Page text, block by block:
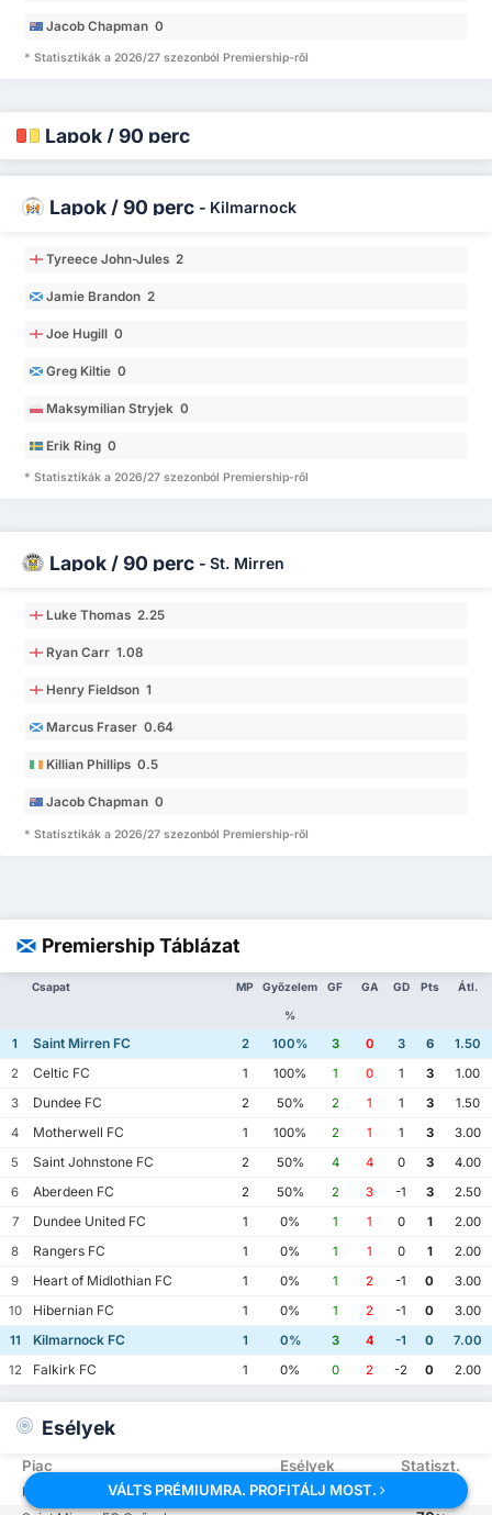
Jacob Chapman 0
* Statisztikák a 2026/27 szezonból Premiership-ről
Lapok / 90 perc
Lapok / 90 perc - Kilmarnock
Tyreece John-Jules 2
Jamie Brandon 2
Joe Hugill 0
Greg Kiltie 0
Maksymilian Stryjek 0
Erik Ring 0
* Statisztikák a 2026/27 szezonból Premiership-ről
Lapok / 90 perc - St. Mirren
Luke Thomas 2.25
Ryan Carr 1.08
Henry Fieldson 1
Marcus Fraser 0.64
Killian Phillips 0.5
Jacob Chapman 0
* Statisztikák a 2026/27 szezonból Premiership-ről
Premiership Táblázat
Csapat MP Győzelem
%
GF GA GD Pts Átl.
1 Saint Mirren FC 2 100% 3 0 3 6
1.50
2
Celtic FC 1 100% 1 0 1 3
1.00
3
Dundee FC 2 50% 2 1 1 3
1.50
4
Motherwell FC 1 100% 2 1 1 3
3.00
5
Saint Johnstone FC 2 50% 4 4 0 3
4.00
6
Aberdeen FC 2 50% 2 3 -1 3
2.50
7
Dundee United FC 1 0% 1 1 0 1
2.00
8
Rangers FC 1 0% 1 1 0 1
2.00
9
Heart of Midlothian FC 1 0% 1 2 -1 0
3.00
10
Hibernian FC 1 0% 1 2 -1 0
3.00
11
Kilmarnock FC 1 0% 3 4 -1 0
7.00
12
Falkirk FC 1 0% 0 2 -2 0 2.00
Esélyek
Piac Esélyek Statiszt.
Kilmarnock FC Győzelem -
VÁLTS PRÉMIUMRA. PROFITÁLJ MOST.